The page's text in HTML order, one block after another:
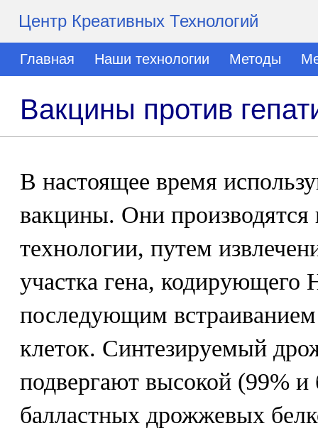
Центр Креативных Технологий
Главная Наши технологии Методы
Вакцины против
В настоящее время
вакцины. Они производятся
технологии, путем
участка гена, кодирующего
последующим
клеток. Синтезируемый
подвергают высокой (99% и
балластных дрожжевых